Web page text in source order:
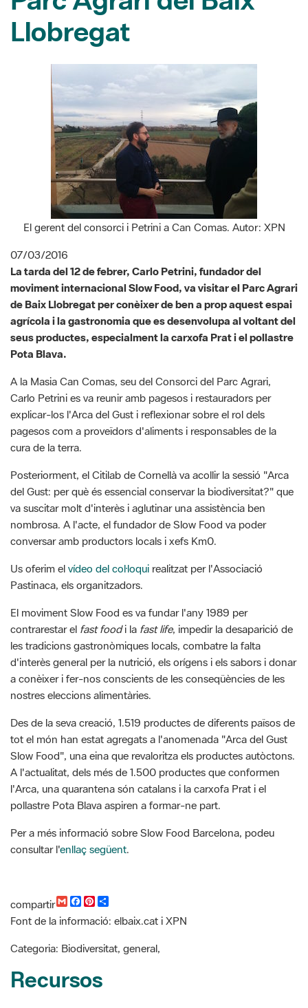
El gerent del consorci i Petrini a Can Comas. Autor: XPN
07/03/2016
La tarda del 12 de febrer, Carlo Petrini, fundador del
moviment internacional Slow Food, va visitar el Parc Agrari
de Baix Llobregat per conèixer de ben a prop aquest espai
agrícola i la gastronomia que es desenvolupa al voltant del
seus productes, especialment la carxofa Prat i el pollastre
Pota Blava.
A la Masia Can Comas, seu del Consorci del Parc Agrari,
Carlo Petrini es va reunir amb pagesos i restauradors per
pagesos com a proveïdors d'aliments i responsables de la
cura de la terra.
Posteriorment, el Citilab de Cornellà va acollir la sessió "Arca
del Gust: per què és essencial conservar la biodiversitat?" que
nombrosa. A l'acte, el fundador de Slow Food va poder
conversar amb productors locals i xefs Km0.
Us oferim el vídeo del col·loqui
realitzat per l'Associació
Pastinaca, els organitzadors.
El moviment Slow Food es va fundar l'any 1989 per
contrarestar el
fast food i la fast life
, impedir la desaparició de
les tradicions gastronòmiques locals, combatre la falta
d'interès general per la nutrició, els orígens i els sabors i donar
a conèixer i fer-nos conscients de les conseqüències de les
nostres eleccions alimentàries.
Des de la seva creació, 1.519 productes de diferents països de
tot el món han estat agregats a l'anomenada "Arca del Gust
A l'actualitat, dels més de 1.500 productes que conformen
l'Arca, una quarantena són catalans i la carxofa Prat i el
pollastre Pota Blava aspiren a formar-ne part.
Per a més informació sobre Slow Food Barcelona, podeu
consultar l' enllaç següent
compartir
G F
b
o
o
k
P
e
r
e
s
C
t
i
Categoria: Biodiversitat, general,
Recursos